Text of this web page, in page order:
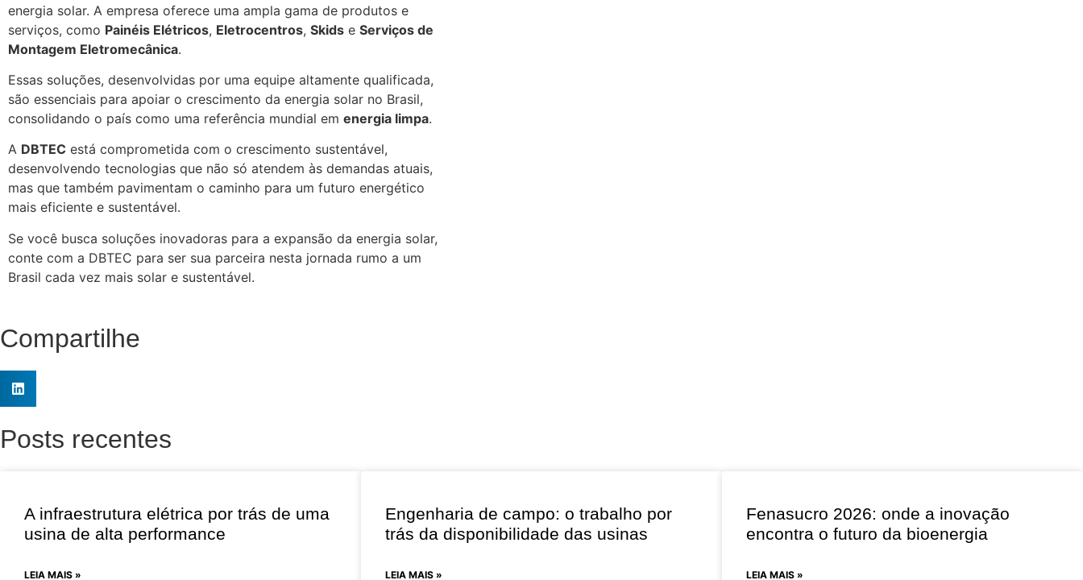
energia solar. A empresa oferece uma ampla gama de produtos e
serviços, como Painéis Elétricos, Eletrocentros, Skids e Serviços de
Montagem Eletromecânica.
Essas soluções, desenvolvidas por uma equipe altamente qualificada,
são essenciais para apoiar o crescimento da energia solar no Brasil,
consolidando o país como uma referência mundial em energia limpa.
A DBTEC está comprometida com o crescimento sustentável,
desenvolvendo tecnologias que não só atendem às demandas atuais,
mas que também pavimentam o caminho para um futuro energético
mais eficiente e sustentável.
Se você busca soluções inovadoras para a expansão da energia solar,
conte com a DBTEC para ser sua parceira nesta jornada rumo a um
Brasil cada vez mais solar e sustentável.
Compartilhe
Posts recentes
A infraestrutura elétrica por trás de uma
usina de alta performance
LEIA MAIS »
Engenharia de campo: o trabalho por
trás da disponibilidade das usinas
LEIA MAIS »
Fenasucro 2026: onde a inovação
encontra o futuro da bioenergia
LEIA MAIS »